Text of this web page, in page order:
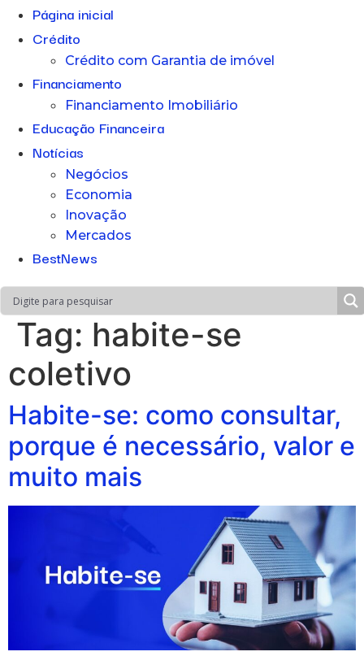
Página inicial
Crédito
Crédito com Garantia de imóvel
Financiamento
Financiamento Imobiliário
Educação Financeira
Notícias
Negócios
Economia
Inovação
Mercados
BestNews
Tag: habite-se
coletivo
Habite-se: como consultar,
porque é necessário, valor e
muito mais